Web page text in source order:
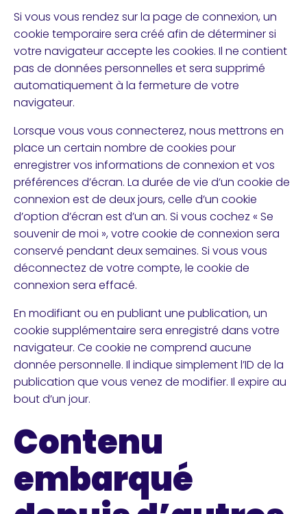
Si vous vous rendez sur la page de connexion, un
cookie temporaire sera créé afin de déterminer si
votre navigateur accepte les cookies. Il ne contient
pas de données personnelles et sera supprimé
automatiquement à la fermeture de votre
navigateur.
Lorsque vous vous connecterez, nous mettrons en
place un certain nombre de cookies pour
enregistrer vos informations de connexion et vos
préférences d’écran. La durée de vie d’un cookie de
connexion est de deux jours, celle d’un cookie
d’option d’écran est d’un an. Si vous cochez « Se
souvenir de moi », votre cookie de connexion sera
conservé pendant deux semaines. Si vous vous
déconnectez de votre compte, le cookie de
connexion sera effacé.
En modifiant ou en publiant une publication, un
cookie supplémentaire sera enregistré dans votre
navigateur. Ce cookie ne comprend aucune
donnée personnelle. Il indique simplement l’ID de la
publication que vous venez de modifier. Il expire au
bout d’un jour.
Contenu
embarqué